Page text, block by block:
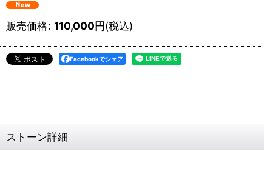
販売価格: 110,000円(税込)
Facebookでシェア
ストーン詳細